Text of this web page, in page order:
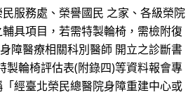
服務處、榮譽國民 之家、各級榮院
具項目，若需特製輪椅，需檢附復
障醫療相關科別醫師 開立之診斷書
製輪椅評估表(附錄四)等資料報會專
經臺北榮民總醫院身障重建中心或